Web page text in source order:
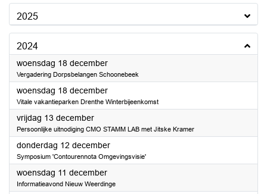
2025
2024
woensdag 18 december2024
Vergadering Dorpsbelangen Schoonebeek
woensdag 18 december2024
Vitale vakantieparken Drenthe Winterbijeenkomst
vrijdag 13 december2024
Persoonlijke uitnodiging CMO STAMM LAB met Jitske Kramer
donderdag 12 december2024
Symposium 'Contourennota Omgevingsvisie'
woensdag 11 december2024
Informatieavond Nieuw Weerdinge